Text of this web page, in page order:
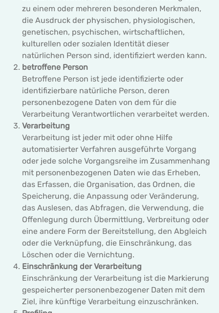
zu einem oder mehreren besonderen Merkmalen,
die Ausdruck der physischen, physiologischen,
genetischen, psychischen, wirtschaftlichen,
kulturellen oder sozialen Identität dieser
natürlichen Person sind, identifiziert werden kann.
betroffene Person
Betroffene Person ist jede identifizierte oder
identifizierbare natürliche Person, deren
personenbezogene Daten von dem für die
Verarbeitung Verantwortlichen verarbeitet werden.
Verarbeitung
Verarbeitung ist jeder mit oder ohne Hilfe
automatisierter Verfahren ausgeführte Vorgang
oder jede solche Vorgangsreihe im Zusammenhang
mit personenbezogenen Daten wie das Erheben,
das Erfassen, die Organisation, das Ordnen, die
Speicherung, die Anpassung oder Veränderung,
das Auslesen, das Abfragen, die Verwendung, die
Offenlegung durch Übermittlung, Verbreitung oder
eine andere Form der Bereitstellung, den Abgleich
oder die Verknüpfung, die Einschränkung, das
Löschen oder die Vernichtung.
Einschränkung der Verarbeitung
Einschränkung der Verarbeitung ist die Markierung
gespeicherter personenbezogener Daten mit dem
Ziel, ihre künftige Verarbeitung einzuschränken.